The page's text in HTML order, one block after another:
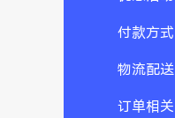
付款方式
物流配送
订单相关